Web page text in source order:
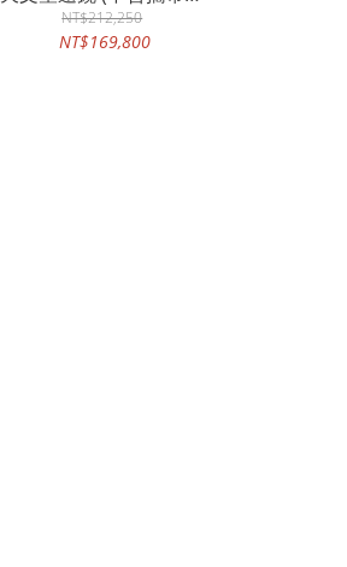
《預訂款 無現貨》
NT$212,250
NT$169,800